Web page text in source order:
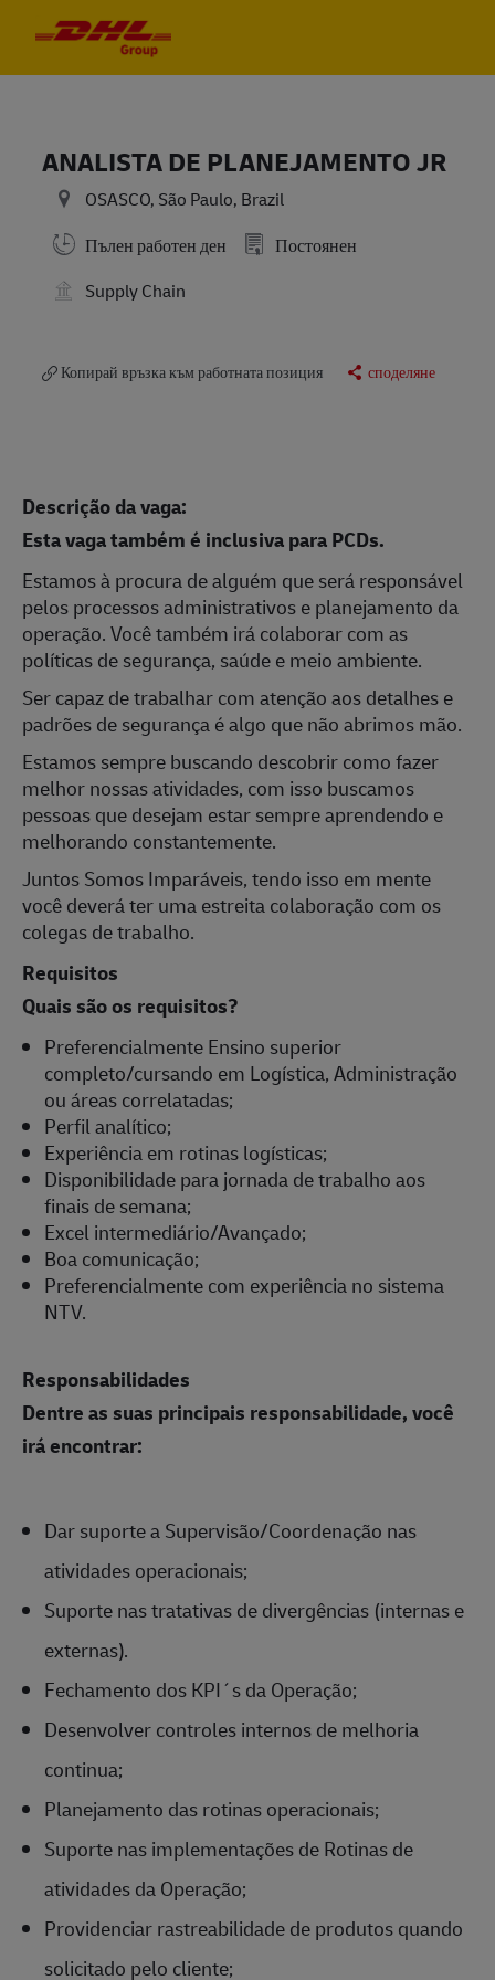
ANALISTA DE PLANEJAMENTO JR
OSASCO, São Paulo, Brazil
Пълен работен ден
Постоянен
Supply Chain
Копирай връзка към работната позиция споделяне
Descrição da vaga:
Esta vaga também é inclusiva para PCDs.
Estamos à procura de alguém que será responsável
pelos processos administrativos e planejamento da
operação. Você também irá colaborar com as
políticas de segurança, saúde e meio ambiente.
Ser capaz de trabalhar com atenção aos detalhes e
padrões de segurança é algo que não abrimos mão.
Estamos sempre buscando descobrir como fazer
melhor nossas atividades, com isso buscamos
pessoas que desejam estar sempre aprendendo e
melhorando constantemente.
Juntos Somos Imparáveis, tendo isso em mente
você deverá ter uma estreita colaboração com os
colegas de trabalho.
Requisitos
Quais são os requisitos?
Preferencialmente Ensino superior
completo/cursando em Logística, Administração
ou áreas correlatadas;
Perfil analítico;
Experiência em rotinas logísticas;
Disponibilidade para jornada de trabalho aos
finais de semana;
Excel intermediário/Avançado;
Boa comunicação;
Preferencialmente com experiência no sistema
NTV.
Responsabilidades
Dentre as suas principais responsabilidade, você
irá encontrar:
Dar suporte a Supervisão/Coordenação nas
atividades operacionais;
Suporte nas tratativas de divergências (internas e
externas).
Fechamento dos KPI´s da Operação;
Desenvolver controles internos de melhoria
continua;
Planejamento das rotinas operacionais;
Suporte nas implementações de Rotinas de
atividades da Operação;
Providenciar rastreabilidade de produtos quando
solicitado pelo cliente;